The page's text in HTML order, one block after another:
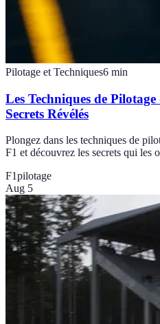
Pilotage et Techniques6 min
Les Techniques de
Secrets Révélés
Plongez dans les techniques de
F1 et découvrez les secrets qui les
F1pilotage
Aug 5